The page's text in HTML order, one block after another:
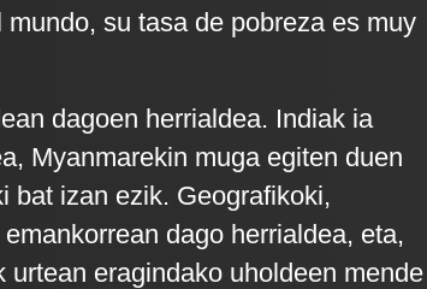
su tasa de pobreza es muy
dagoen herrialdea. Indiak ia
Myanmarekin muga egiten duen
bat izan ezik. Geografikoki,
dago herrialdea, eta,
eragindako uholdeen mende